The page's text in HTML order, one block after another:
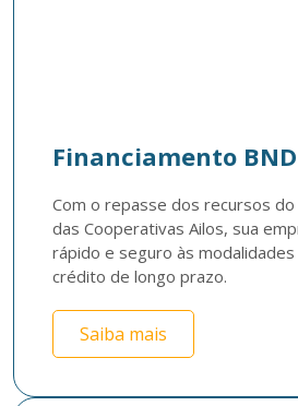
Financiamento
Com o repasse dos recursos do
das Cooperativas Ailos, sua
rápido e seguro às modalidades
crédito de longo prazo.
Saiba mais